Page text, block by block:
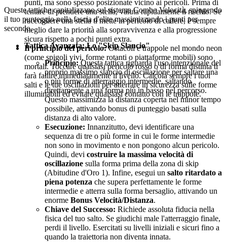
punti, ma sono spesso posizionate vicino ai pericoli. Prima di
tentare di prendere una stella, valuta rapidamente il rischio. Se
raccogliere una stella ti mette in pericolo di cadere, è sempre
meglio dare la priorità alla sopravvivenza e alla progressione
sicura rispetto a pochi punti extra.
Il principio del pericolo:Ostacoli e trappole nel mondo neon
(come spigoli vivi, forme rotanti o piattaforme mobili) sono
mortali. Toccare qualsiasi pericolo rosso o di forma distinta ti
farà fallire immediatamente il livello. Calcola sempre i tuoi
salti e le tue oscillazioni per atterrare in sicurezza sulle forme
illuminabili ed evitare qualsiasi contatto con le trappole.
Queste tattiche capitalizzano sul sistema Combo Velocità, spingendo
il tuo punteggio nella fascia d'elite massimizzando i punti per
secondo.
Tattica Avanzata: Lo "Skip Slancio"
Principio:Questa tattica riguarda l'uso intenzionale del
proprio massimo slancio di oscillazione per saltare una
o più forme di atterraggio intermedie, saltando
direttamente a una forma più in basso nel percorso.
Questo massimizza la distanza coperta nel minor tempo
possibile, attivando bonus di punteggio basati sulla
distanza di alto valore.
Esecuzione: Innanzitutto, devi identificare una
sequenza di tre o più forme in cui le forme intermedie
non sono in movimento e non pongono alcun pericolo.
Quindi, devi costruire la massima velocità di
oscillazione sulla forma prima della zona di skip
(Abitudine d'Oro 1). Infine, esegui un salto ritardato a
piena potenza che supera perfettamente le forme
intermedie e atterra sulla forma bersaglio, attivando un
enorme Bonus Velocità/Distanza.
Chiave del Successo: Richiede assoluta fiducia nella
fisica del tuo salto. Se giudichi male l'atterraggio finale,
perdi il livello. Esercitati su livelli iniziali e sicuri fino a
quando la traiettoria non diventa innata.